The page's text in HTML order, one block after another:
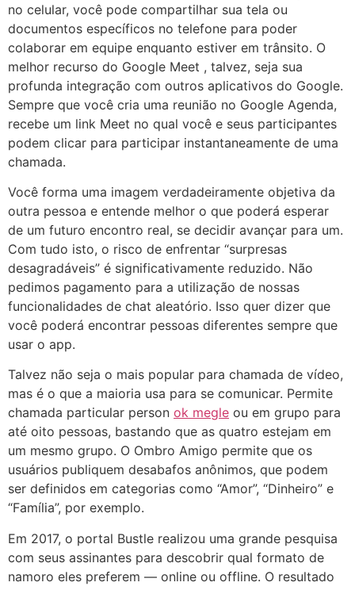
no celular, você pode compartilhar sua tela ou
documentos específicos no telefone para poder
colaborar em equipe enquanto estiver em trânsito. O
melhor recurso do Google Meet , talvez, seja sua
profunda integração com outros aplicativos do Google.
Sempre que você cria uma reunião no Google Agenda,
recebe um link Meet no qual você e seus participantes
podem clicar para participar instantaneamente de uma
chamada.
Você forma uma imagem verdadeiramente objetiva da
outra pessoa e entende melhor o que poderá esperar
de um futuro encontro real, se decidir avançar para um.
Com tudo isto, o risco de enfrentar “surpresas
desagradáveis” é significativamente reduzido. Não
pedimos pagamento para a utilização de nossas
funcionalidades de chat aleatório. Isso quer dizer que
você poderá encontrar pessoas diferentes sempre que
usar o app.
Talvez não seja o mais popular para chamada de vídeo,
mas é o que a maioria usa para se comunicar. Permite
chamada particular person ok megle ou em grupo para
até oito pessoas, bastando que as quatro estejam em
um mesmo grupo. O Ombro Amigo permite que os
usuários publiquem desabafos anônimos, que podem
ser definidos em categorias como “Amor”, “Dinheiro” e
“Família”, por exemplo.
Em 2017, o portal Bustle realizou uma grande pesquisa
com seus assinantes para descobrir qual formato de
namoro eles preferem — online ou offline. O resultado